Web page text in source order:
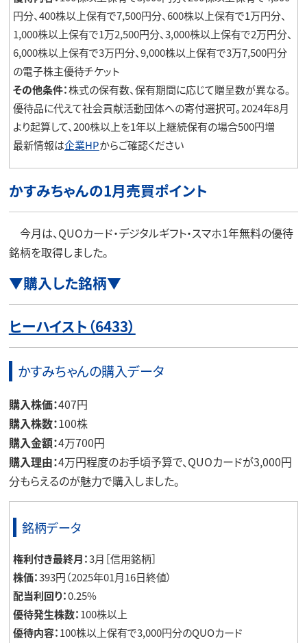
円分、400株以上保有で7,500円分、600株以上保有で1万円分、
1,000株以上保有で1万2,500円分、3,000株以上保有で2万円分、
6,000株以上保有で3万円分、9,000株以上保有で3万7,500円分
の電子株主優待チケット
その他条件：株式の保有数、保有期間に応じて贈呈数が異なる。
優待品に代えて社会貢献活動団体への寄付選択可。2024年8月
より起算して、200株以上を1年以上継続保有の場合500円増
最新情報は企業HPからご確認ください
かすみちゃんの1月売買ポイント
今月は、QUOカード・デジタルギフト・スマホ1年無料の優待
銘柄を取得しました。
▼購入した銘柄▼
ヒーハイスト（6433）
かすみちゃんの購入データ
購入株価：407円
購入株数：100株
購入金額：4万700円
購入理由：4万円程度のお手頃予算で、QUOカードが3,000円
分もらえるのが魅力で購入しました。
銘柄データ
権利付き最終月：3月［信用銘柄］
株価：393円（2025年01月16日終値）
配当利回り：0.25%
優待発生株数：100株以上
優待内容：100株以上保有で3,000円分のQUOカード